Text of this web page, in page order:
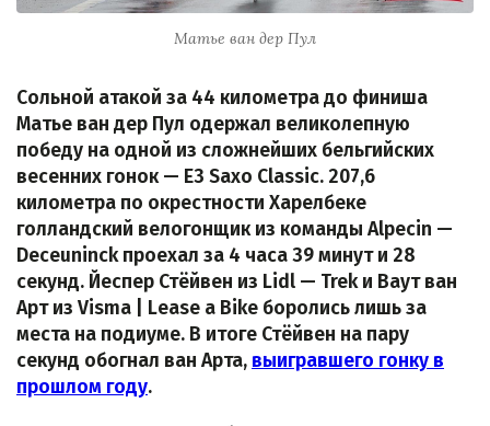
Матье ван дер Пул
Сольной атакой за 44 километра до финиша
Матье ван дер Пул одержал великолепную
победу на одной из сложнейших бельгийских
весенних гонок — E3 Saxo Classic. 207,6
километра по окрестности Харелбеке
голландский велогонщик из команды Alpecin —
Deceuninck проехал за 4 часа 39 минут и 28
секунд. Йеспер Стёйвен из Lidl — Trek и Ваут ван
Арт из Visma | Lease a Bike боролись лишь за
места на подиуме. В итоге Стёйвен на пару
секунд обогнал ван Арта, выигравшего гонку в
прошлом году.